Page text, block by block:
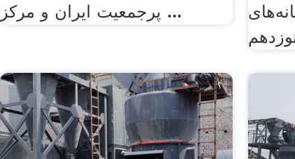
پرجمعیت ایران و مرکز ...